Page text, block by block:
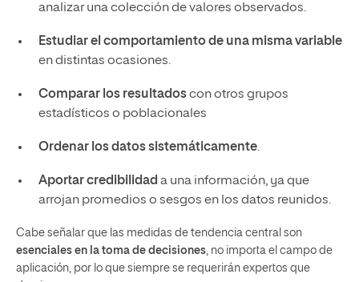
analizar una colección de valores observados.
Estudiar el comportamiento de una misma variable
en distintas ocasiones.
Comparar los resultadoscon otros grupos
estadísticos o poblacionales
Ordenar los datos sistemáticamente.
Aportar credibilidad a una información, ya que
arrojan promedios o sesgos en los datos reunidos.
Cabe señalar que las medidas de tendencia central son
esenciales en la toma de decisiones , no importa el campo de
aplicación, por lo que siempre se requerirán expertos que